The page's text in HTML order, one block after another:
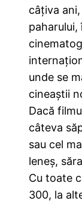
câțiva
paharului,
unde se
cineaștii
Dacă
câteva
sau cel
leneș,
Cu toate
300, la